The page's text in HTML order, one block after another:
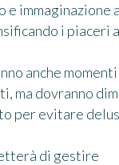
e immaginazione
i piaceri
anche momenti
ma dovranno
per evitare
di gestire